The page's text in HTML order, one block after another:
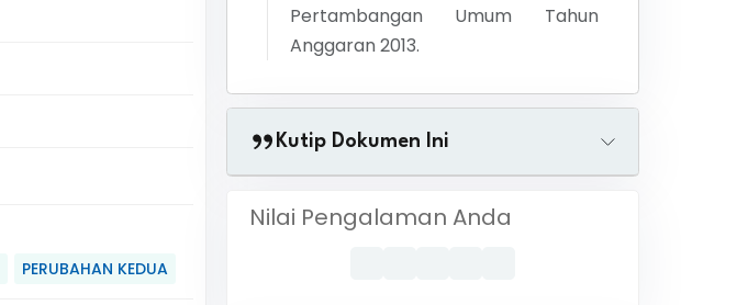
PERUBAHAN KEDUA
Pertambangan Umum Tahun
Anggaran 2013.
Kutip Dokumen Ini
Nilai Pengalaman Anda